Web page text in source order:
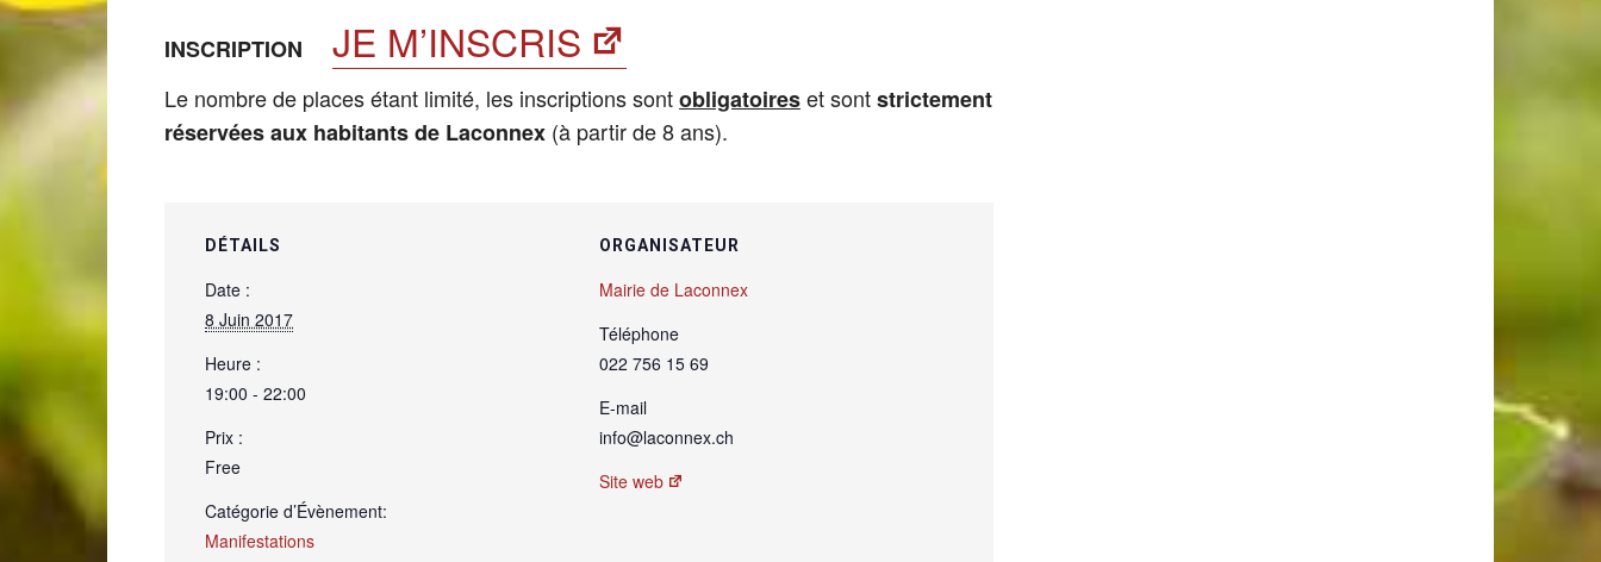
INSCRIPTION JE M’INSCRIS
Le nombre de places étant limité, les inscriptions sontobligatoireset sontstrictement
réservées aux habitants de Laconnex (à partir de 8 ans).
DÉTAILS
Date :
8 Juin 2017
Heure :
19:00 - 22:00
Prix :
Free
Catégorie d’Évènement:
Manifestations
ORGANISATEUR
Mairie de Laconnex
Téléphone
022 756 15 69
E-mail
info@laconnex.ch
Site web